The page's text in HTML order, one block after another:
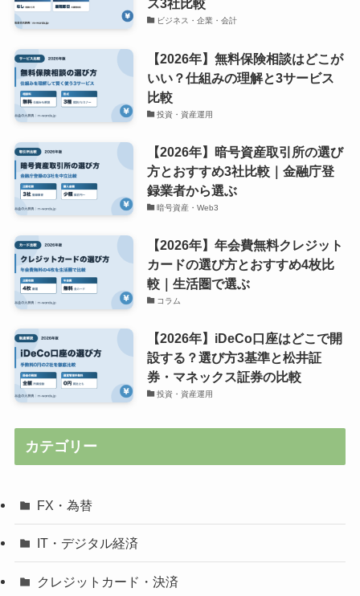
ス3社比較
ビジネス・企業・会計
【2026年】無料保険相談はどこが
いい？仕組みの理解と3サービス
比較
投資・資産運用
【2026年】暗号資産取引所の選び
方とおすすめ3社比較｜金融庁登
録業者から選ぶ
暗号資産・Web3
【2026年】年会費無料クレジット
カードの選び方とおすすめ4枚比
較｜生活圏で選ぶ
コラム
【2026年】iDeCo口座はどこで開
設する？選び方3基準と松井証
券・マネックス証券の比較
投資・資産運用
カテゴリー
FX・為替
IT・デジタル経済
クレジットカード・決済